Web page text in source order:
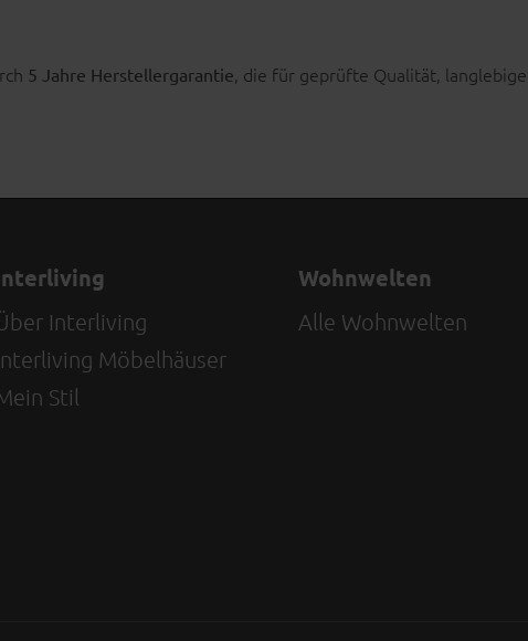
5 Jahre Herstellergarantie, die für geprüfte Qualität, langlebige
Interliving
Möbelhäuser
Stil
Wohnwelten
Alle Wohnwelten